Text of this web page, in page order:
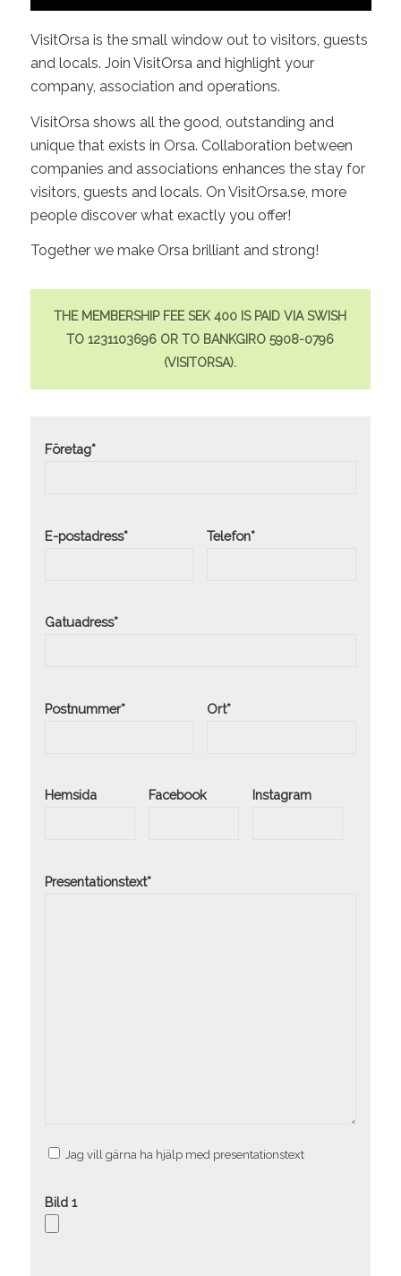
VisitOrsa is the small window out to visitors, guests
and locals. Join VisitOrsa and highlight your
company, association and operations.
VisitOrsa shows all the good, outstanding and
unique that exists in Orsa. Collaboration between
companies and associations enhances the stay for
visitors, guests and locals. On VisitOrsa.se, more
people discover what exactly you offer!
Together we make Orsa brilliant and strong!
THE MEMBERSHIP FEE SEK 400 IS PAID VIA SWISH
TO 1231103696 OR TO BANKGIRO 5908-0796
(VISITORSA).
Företag*
E-postadress* Telefon*
Gatuadress*
Postnummer* Ort*
Hemsida Facebook Instagram
Presentationstext*
Jag vill gärna ha hjälp med presentationstext
Bild 1